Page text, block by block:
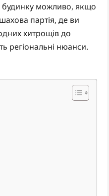
будинку можливо, якщо
партія, де ви
хитрощів до
регіональні нюанси.